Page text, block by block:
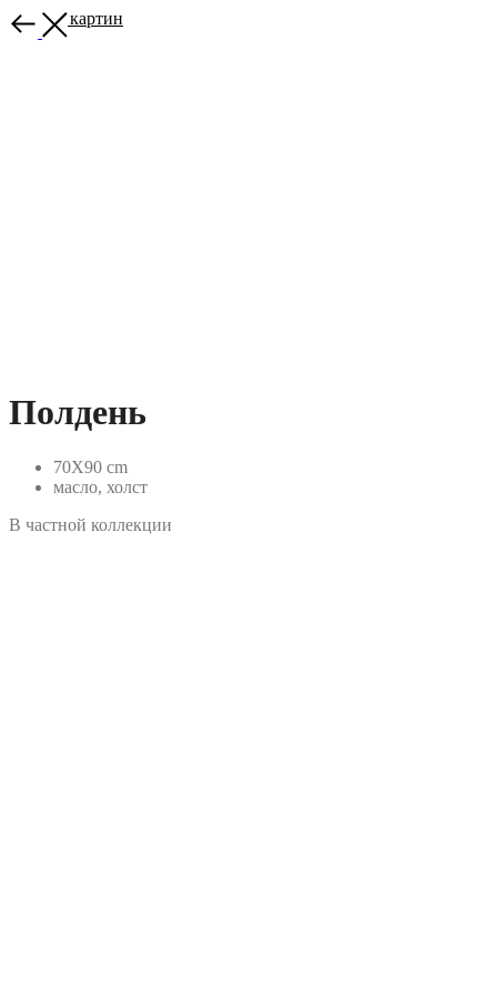
Больше картин
Полдень
70Х90 cm
масло, холст
В частной коллекции